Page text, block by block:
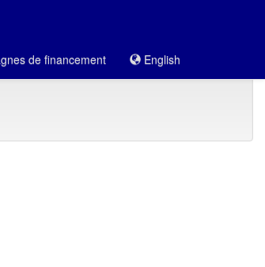
de financement English